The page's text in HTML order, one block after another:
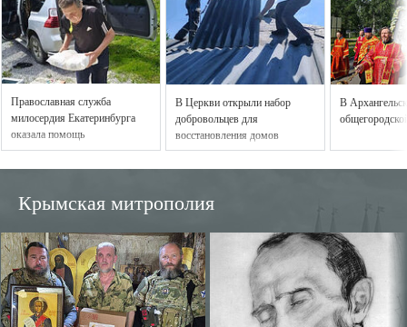
Православная служба
милосердия Екатеринбурга
оказала помощь
пострадавшим от наводнения
в Свердловской области
В Церкви открыли набор
добровольцев для
восстановления домов
пострадавших мирных
жителей Донецка и Горловки
В
Крымская митрополия